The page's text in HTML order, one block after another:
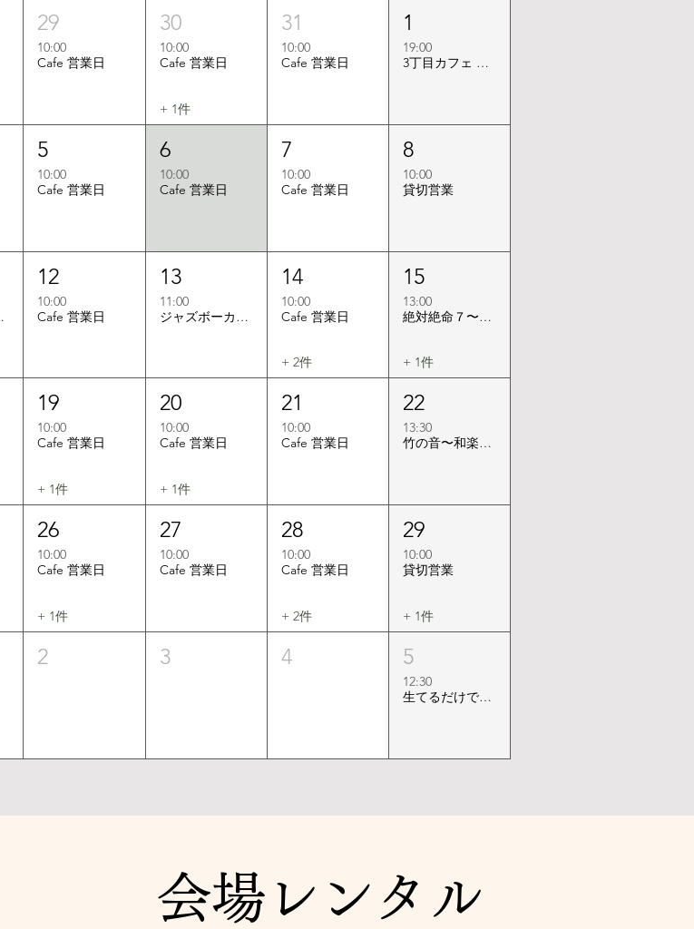
29
10:00
Cafe 営業日
30
10:00
Cafe 営業日
+ 1件
31
10:00
Cafe 営業日
1
19:00
3丁目カフェ de CINEMA Music ～映画音楽をライブとセッションで♪～
5
10:00
Cafe 営業日
6
10:00
Cafe 営業日
7
10:00
Cafe 営業日
8
10:00
貸切営業
祭
12
10:00
Cafe 営業日
13
11:00
ジャズボーカルセッション
14
10:00
Cafe 営業日
+ 2件
15
13:00
絶対絶命７〜はっきりカタをつけてよ〜
+ 1件
19
10:00
Cafe 営業日
+ 1件
20
10:00
Cafe 営業日
+ 1件
21
10:00
Cafe 営業日
22
13:30
竹の音〜和楽器JAZZの調べ〜
26
10:00
Cafe 営業日
+ 1件
27
10:00
Cafe 営業日
28
10:00
Cafe 営業日
+ 2件
29
10:00
貸切営業
+ 1件
2 3 4 5
12:30
生てるだけで丸儲けならば歌わにゃSONG SONG
会場レンタル